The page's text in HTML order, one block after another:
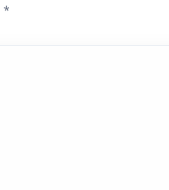
*